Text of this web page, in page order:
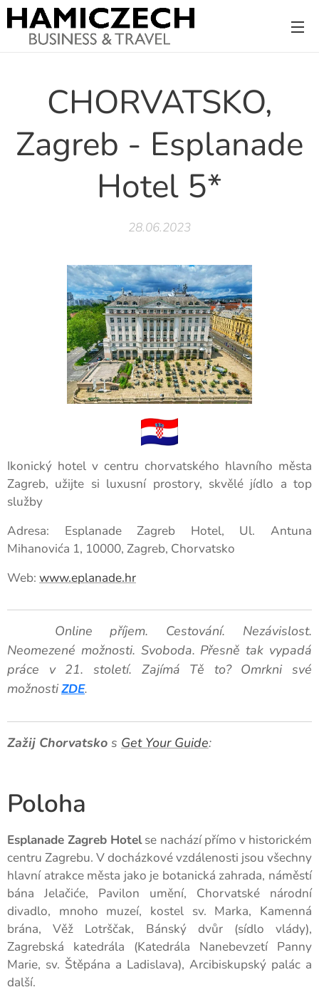
CHORVATSKO,
Zagreb - Esplanade
Hotel 5*
28.06.2023
Ikonický hotel v centru chorvatského hlavního města
Zagreb, užijte si luxusní prostory, skvělé jídlo a top
služby
Adresa: Esplanade Zagreb Hotel, Ul. Antuna
Mihanovića 1, 10000, Zagreb, Chorvatsko
Web: www.eplanade.hr
🚀 Online příjem. Cestování. Nezávislost.
Neomezené možnosti. Svoboda. Přesně tak vypadá
práce v 21. století. Zajímá Tě to?Omrkni své
možnostiZDE.
Zažij Chorvatsko s Get Your Guide:
Poloha
Esplanade Zagreb Hotelse nachází přímo v historickém
centru Zagrebu. V docházkové vzdálenosti jsou všechny
hlavní atrakce města jako je botanická zahrada, náměstí
bána Jelačiće, Pavilon umění, Chorvatské národní
divadlo, mnoho muzeí, kostel sv. Marka, Kamenná
brána, Věž Lotrščak, Bánský dvůr (sídlo vlády),
Zagrebská katedrála (Katedrála Nanebevzetí Panny
Marie, sv. Štěpána a Ladislava), Arcibiskupský palác a
další.